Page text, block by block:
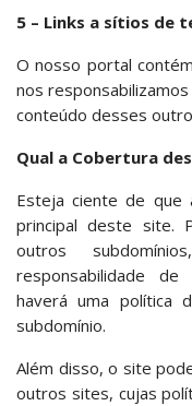
5 – Links a sítios de
O nosso portal
nos
conteúdo desses
Qual a Cobertura
Esteja ciente de que
principal deste site.
outros
responsabilidade
haverá uma política
subdomínio.
Além disso, o site
outros sites, cujas